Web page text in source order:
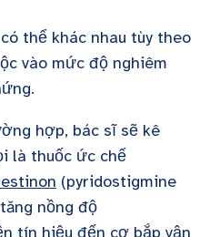
thể khác nhau tùy theo
vào mức độ nghiêm
hợp, bác sĩ sẽ kê
là thuốc ức chế
(pyridostigmine
nồng độ
tín hiệu đến cơ bắp vận